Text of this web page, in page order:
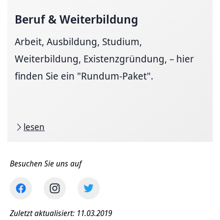
Beruf & Weiterbildung
Arbeit, Ausbildung, Studium,
Weiterbildung, Existenzgründung, – hier
finden Sie ein "Rundum-Paket".
lesen
Besuchen Sie uns auf
Zuletzt aktualisiert: 11.03.2019